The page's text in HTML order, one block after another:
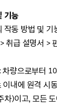
기능
동 방법 및 기
>취급 설명서 >
차량으로부터
이내에 원격 시
차)이고, 모든